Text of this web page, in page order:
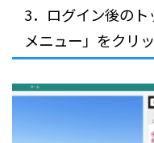
3．ログイン後の
メニュー」をクリ